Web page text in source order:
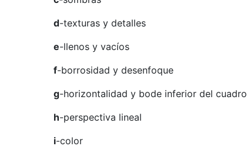
d-texturas y detalles
e-llenos y vacíos
f-borrosidad y desenfoque
g-horizontalidad y bode inferior del cuadro
h-perspectiva lineal
i-color